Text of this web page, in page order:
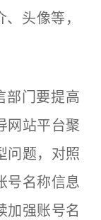
头像等，
门要提高
网站平台聚
问题，对照
号名称信息
加强账号名